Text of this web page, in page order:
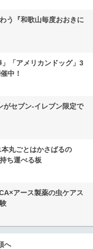
う『和歌山毎度おおきに
「アメリカンドッグ」3
中！
セブン‐イレブン限定で
丸ごとはかさばるの
ち運べる板
アース製薬の虫ケアス
へ